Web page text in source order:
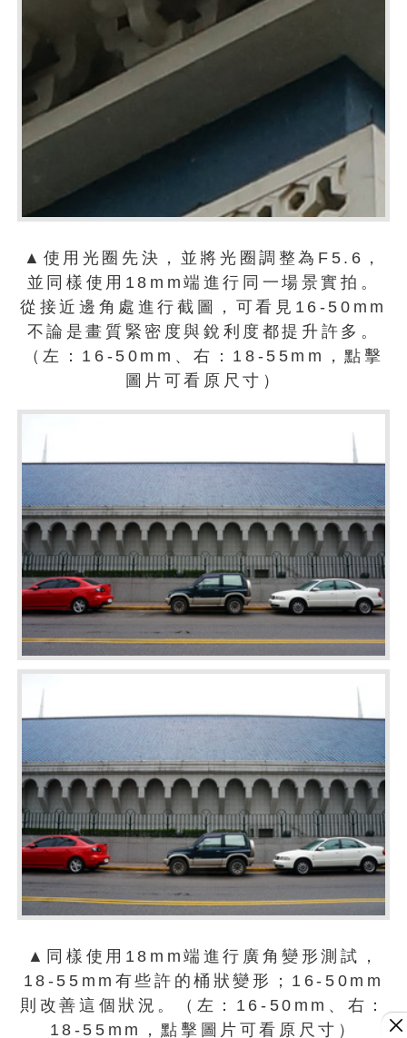
▲使用光圈先決，並將光圈調整為F5.6，
並同樣使用18mm端進行同一場景實拍。
從接近邊角處進行截圖，可看見16-50mm
不論是畫質緊密度與銳利度都提升許多。
（左：16-50mm、右：18-55mm，點擊
圖片可看原尺寸）
▲同樣使用18mm端進行廣角變形測試，
18-55mm有些許的桶狀變形；16-50mm
則改善這個狀況。（左：16-50mm、右：
18-55mm，點擊圖片可看原尺寸）